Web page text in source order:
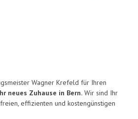
Wagner Krefeld für Ihren
neues Zuhause in Bern. Wir sind Ihr
effizienten und kostengünstigen